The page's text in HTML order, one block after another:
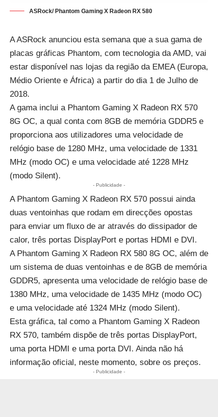
ASRock/ Phantom Gaming X Radeon RX 580
A ASRock anunciou esta semana que a sua gama de
placas gráficas Phantom, com tecnologia da AMD, vai
estar disponível nas lojas da região da EMEA (Europa,
Médio Oriente e África) a partir do dia 1 de Julho de
2018.
A gama inclui a Phantom Gaming X Radeon RX 570
8G OC, a qual conta com 8GB de memória GDDR5 e
proporciona aos utilizadores uma velocidade de
relógio base de 1280 MHz, uma velocidade de 1331
MHz (modo OC) e uma velocidade até 1228 MHz
(modo Silent).
- Publicidade -
A Phantom Gaming X Radeon RX 570 possui ainda
duas ventoinhas que rodam em direcções opostas
para enviar um fluxo de ar através do dissipador de
calor, três portas DisplayPort e portas HDMI e DVI.
A Phantom Gaming X Radeon RX 580 8G OC, além de
um sistema de duas ventoinhas e de 8GB de memória
GDDR5, apresenta uma velocidade de relógio base de
1380 MHz, uma velocidade de 1435 MHz (modo OC)
e uma velocidade até 1324 MHz (modo Silent).
Esta gráfica, tal como a Phantom Gaming X Radeon
RX 570, também dispõe de três portas DisplayPort,
uma porta HDMI e uma porta DVI. Ainda não há
informação oficial, neste momento, sobre os preços.
- Publicidade -